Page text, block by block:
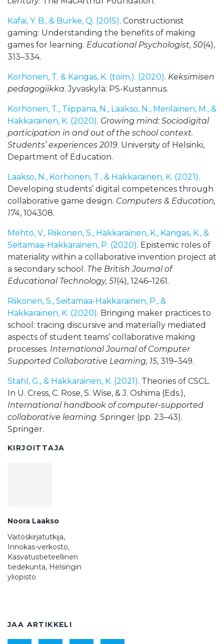
Kafai, Y. B., & Burke, Q. (2015). Constructionist
gaming: Understanding the benefits of making
games for learning. Educational Psychologist, 50(4),
313–334.
Korhonen, T. & Kangas, K. (toim.). (2020). Keksimisen
pedagogiikka. Jyväskylä: PS-Kustannus.
Korhonen, T., Tiippana, N., Laakso, N., Meriläinen, M., &
Hakkarainen, K. (2020). Growing mind: Sociodigital
participation in and out of the school context.
Students’ experiences 2019. University of Helsinki,
Department of Education.
Laakso, N., Korhonen, T., & Hakkarainen, K. (2021).
Developing students’ digital competences through
collaborative game design. Computers & Education,
174, 104308.
Mehto, V., Riikonen, S., Hakkarainen, K., Kangas, K., &
Seitamaa-Hakkarainen, P. (2020). Epistemic roles of
materiality within a collaborative invention project at
a secondary school. The British Journal of
Educational Technology, 51(4), 1246–1261.
Riikonen, S., Seitamaa-Hakkarainen, P., &
Hakkarainen, K. (2020). Bringing maker practices to
school: tracing discursive and materially mediated
aspects of student teams’ collaborative making
processes. International Journal of Computer
Supported Collaborative Learning, 15, 319–349.
Stahl, G., & Hakkarainen, K. (2021). Theories of CSCL.
In U. Cress, C. Rose, S. Wise, & J. Oshima (Eds.),
International handbook of computer-supported
collaborative learning. Springer (pp. 23–43).
Springer.
KIRJOITTAJA
Noora Laakso
Väitöskirjatutkija,
Innokas-verkosto,
Kasvatustieteellinen
tiedekunta, Helsingin
yliopisto
JAA ARTIKKELI